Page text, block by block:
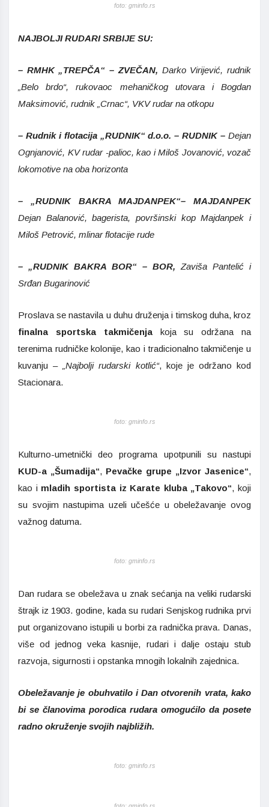
foto: gminfo.rs
NAJBOLJI RUDARI SRBIJE SU:
– RMHK „TREPČA“ – ZVEČAN, Darko Virijević, rudnik
„Belo brdo“, rukovaoc mehaničkog utovara i Bogdan
Maksimović, rudnik „Crnac“, VKV rudar na otkopu
– Rudnik i flotacija „RUDNIK“ d.o.o. – RUDNIK – Dejan
Ognjanović, KV rudar -palioc, kao iMiloš Jovanović, vozač
lokomotive na oba horizonta
– „RUDNIK BAKRA MAJDANPEK“– MAJDANPEK
Dejan Balanović, bagerista, površinski kop Majdanpek i
Miloš Petrović, mlinar flotacije rude
– „RUDNIK BAKRA BOR“ – BOR, Zaviša Pantelić i
Srđan Bugarinović
Proslava se nastavila u duhu druženja i timskog duha, kroz
finalna sportska takmičenjakoja su održana na
terenima rudničke kolonije, kao i tradicionalno takmičenje u
kuvanju –
„Najbolji rudarski kotlić“, koje je održano kod
Stacionara.
foto: gminfo.rs
Kulturno-umetnički deo programa upotpunili su nastupi
KUD-a „Šumadija“, Pevačke grupe „Izvor Jasenice“,
kao i mladih sportista iz Karate kluba „Takovo“, koji
su svojim nastupima uzeli učešće u obeležavanje ovog
važnog datuma.
foto: gminfo.rs
Dan rudara se obeležava u znak sećanja na veliki rudarski
štrajk iz 1903. godine, kada su rudari Senjskog rudnika prvi
put organizovano istupili u borbi za radnička prava. Danas,
više od jednog veka kasnije, rudari i dalje ostaju stub
razvoja, sigurnosti i opstanka mnogih lokalnih zajednica.
Obeležavanje je obuhvatilo i Dan otvorenih vrata, kako
bi se članovima porodica rudara omogućilo da posete
radno okruženje svojih najbližih.
foto: gminfo.rs
foto: gminfo.rs